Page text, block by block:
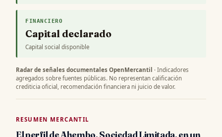
FINANCIERO
Capital declarado
Capital social disponible
Radar de señales documentales OpenMercantil · Indicadores
agregados sobre fuentes públicas. No representan calificación
crediticia oficial, recomendación financiera ni juicio de valor.
RESUMEN MERCANTIL